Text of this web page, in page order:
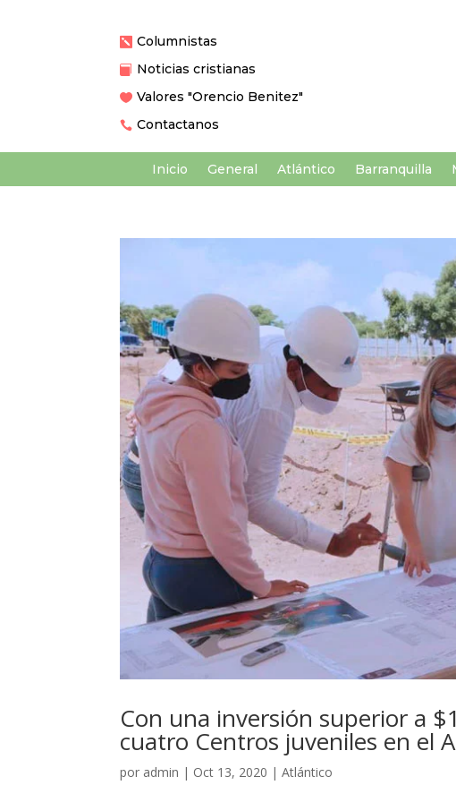
 Columnistas
 Noticias cristianas
 Valores "Orencio Benitez"
 Contactanos
Inicio General Atlántico Barranquilla
Con una inversión superior a
cuatro Centros juveniles en el
por admin | Oct 13, 2020 |Atlántico